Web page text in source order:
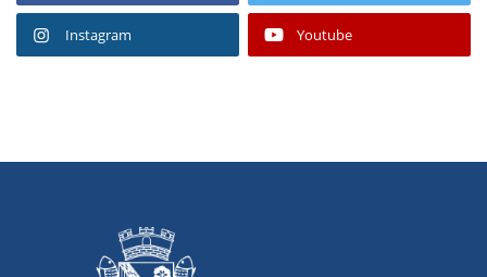
Instagram Youtube